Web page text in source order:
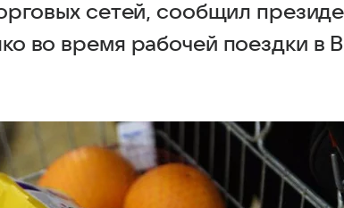
сетей, сообщил
во время рабочей поездки в